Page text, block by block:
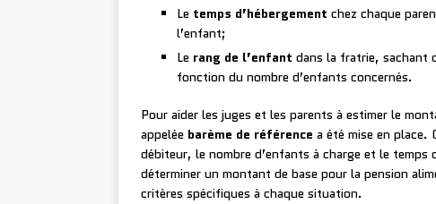
Le temps d’hébergement chez chaque
l’enfant;
Le rang de l’enfant dans la fratrie, sachant
fonction du nombre d’enfants concernés.
Pour aider les juges et les parents à estimer le
appelée barème de référence a été mise en place.
débiteur, le nombre d’enfants à charge et le temps
déterminer un montant de base pour la pension
critères spécifiques à chaque situation.